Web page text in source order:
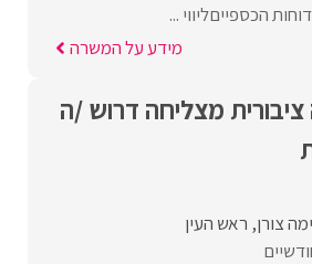
הכספייםליווי ...
מידע על המשרה
מצליחה דרוש /ה
צורן ראש העין